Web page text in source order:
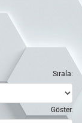
Sırala:
Göster: